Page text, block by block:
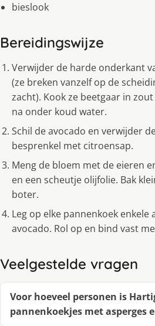
bieslook
Bereidingswijze
Verwijder de harde onderkant
(ze breken vanzelf op de
zacht). Kook ze beetgaar in
na onder koud water.
Schil de avocado en verwijder
besprenkel met citroensap.
Meng de bloem met de eieren
en een scheutje olijfolie. Bak
boter.
Leg op elke pannenkoek enkele
avocado. Rol op en bind vast
Veelgestelde vragen
Voor hoeveel personen is
pannenkoekjes met asperges